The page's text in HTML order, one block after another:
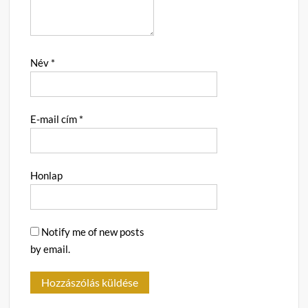
Név *
E-mail cím *
Honlap
Notify me of new posts
by email.